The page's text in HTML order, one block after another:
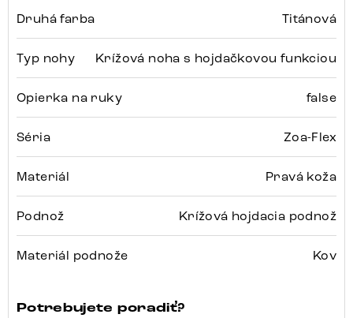
Druhá farba Titánová
Typ nohy Krížová noha s hojdačkovou funkciou
Opierka na ruky false
Séria Zoa-Flex
Materiál Pravá koža
Podnož Krížová hojdacia podnož
Materiál podnože Kov
Potrebujete poradiť?